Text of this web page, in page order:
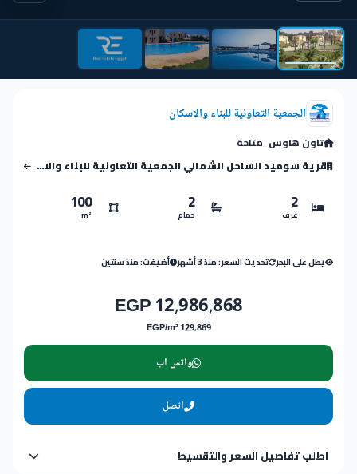
الجمعية التعاونية للبناء والاسكان
تاون هاوس متاحة
قرية سوميد الساحل الشمالي الجمعية التعاونية للبناء والاسكان
2
غرف
2
حمام
100
m²
يطل على البحر تحديث السعر: منذ 3 أشهر أضيفت: منذ سنتين
12,986,868 EGP
129,869 EGP/m²
واتس اب
اتصل
اطلب تفاصيل السعر والتقسيط